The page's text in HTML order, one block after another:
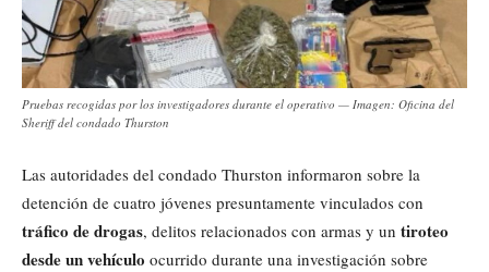
Pruebas recogidas por los investigadores durante el operativo — Imagen: Oficina del
Sheriff del condado Thurston
Las autoridades del condado Thurston informaron sobre la
detención de cuatro jóvenes presuntamente vinculados con
tráfico de drogas, delitos relacionados con armas y un tiroteo
desde un vehículo ocurrido durante una investigación sobre